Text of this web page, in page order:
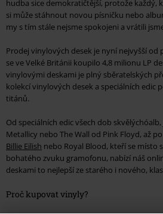
hudba sice demokratičtější, protože každý,
si může stáhnout novou písničku nebo
my s tím stále nejsme spokojeni a vrátili
Prodej vinylových desek je nyní nejvyšší od
se ve Velké Británii koupilo 4,8 milionu LP
vinylovými deskami je plný sběratelských
kolekcí vinylových desek a speciálních edic
titánů.
Od speciálních edic všech dob
Metallicy nebo The Wall od Pink Floyd, až
Billie Eilish nebo Royal Blood, kteří se místo
bohatého zvuku gramofonu, nabízí náš
deskami to nejlepší ze starého i nového,
Proč kupovat vinyly?